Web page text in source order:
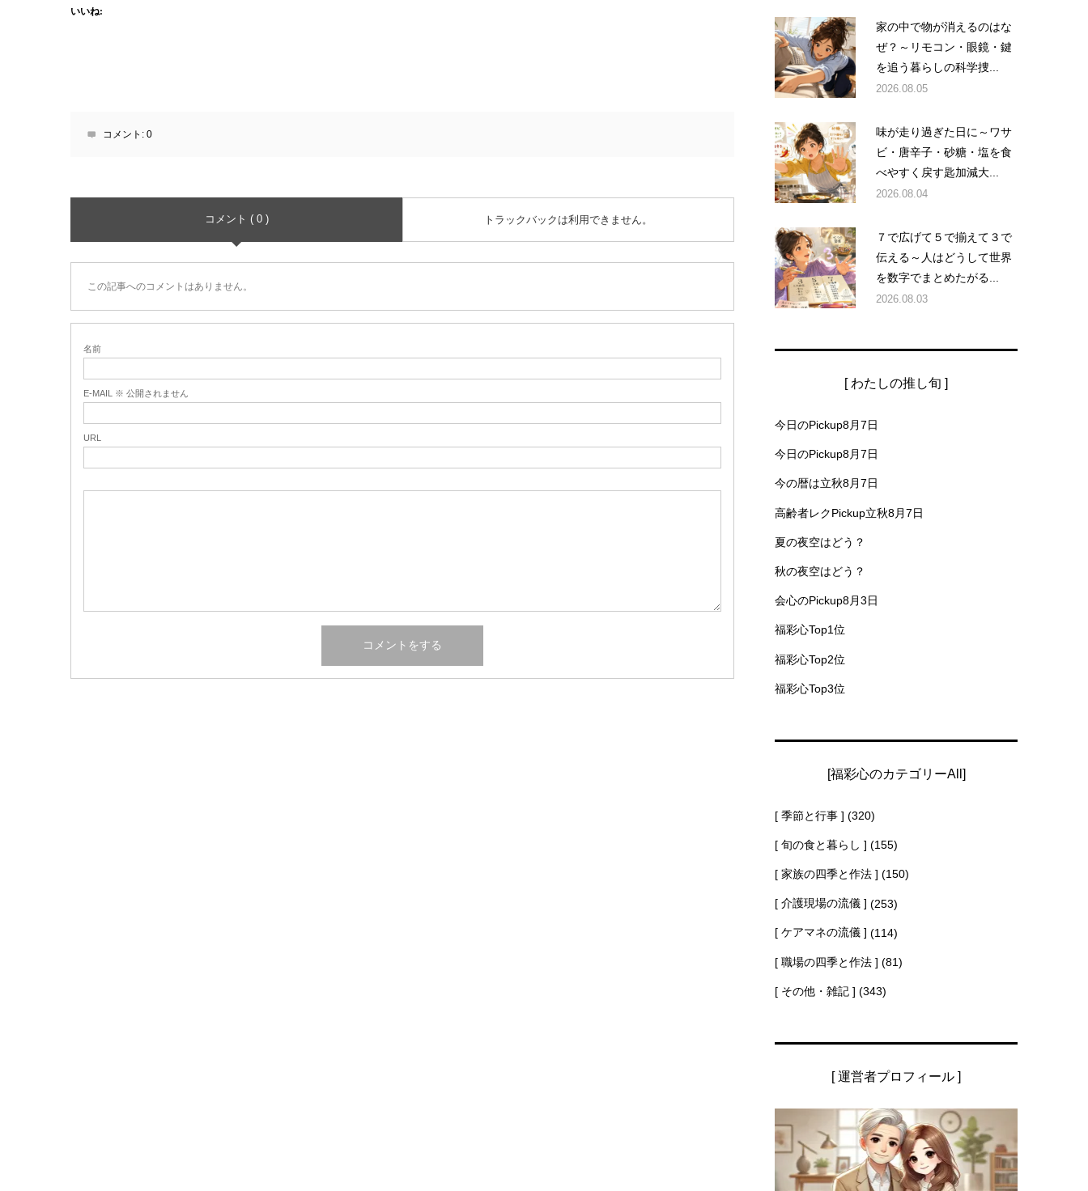
いいね:
コメント: 0
コメント ( 0 ) トラックバックは利用できません。
この記事へのコメントはありません。
名前
E-MAIL ※ 公開されません
URL
家の中で物が消えるのはな
ぜ？～リモコン・眼鏡・鍵
を追う暮らしの科学捜...
2026.08.05
味が走り過ぎた日に～ワサ
ビ・唐辛子・砂糖・塩を食
べやすく戻す匙加減大...
2026.08.04
７で広げて５で揃えて３で
伝える～人はどうして世界
を数字でまとめたがる...
2026.08.03
[ わたしの推し旬 ]
今日のPickup8月7日
今日のPickup8月7日
今の暦は立秋8月7日
高齢者レクPickup立秋8月7日
夏の夜空はどう？
秋の夜空はどう？
会心のPickup8月3日
福彩心Top1位
福彩心Top2位
福彩心Top3位
[福彩心のカテゴリーAll]
[ 季節と行事 ] (320)
[ 旬の食と暮らし ] (155)
[ 家族の四季と作法 ] (150)
[ 介護現場の流儀 ] (253)
[ ケアマネの流儀 ] (114)
[ 職場の四季と作法 ] (81)
[ その他・雑記 ] (343)
[ 運営者プロフィール ]